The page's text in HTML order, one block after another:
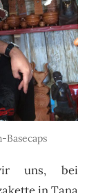
Basecaps
uns, bei